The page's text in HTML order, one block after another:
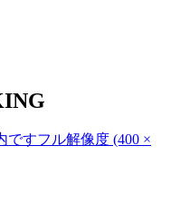
ですフル解像度 (400 ×